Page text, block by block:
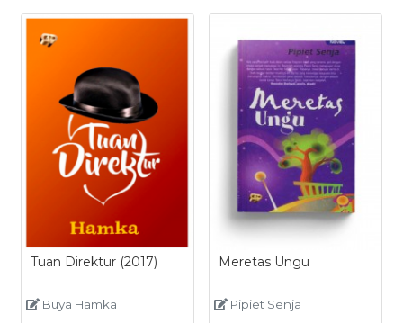
Tuan Direktur (2017)
Buya Hamka
Meretas Ungu
Pipiet Senja